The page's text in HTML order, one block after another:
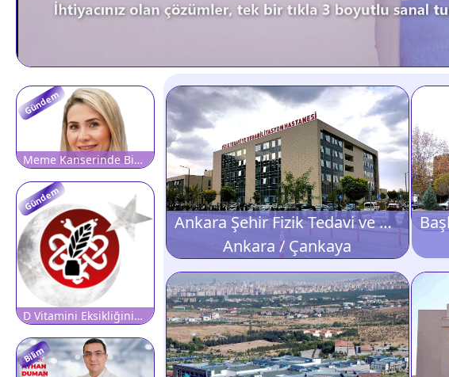
Gündem
Meme Kanserinde Bir Kontrol, Bir Hayat!
Gündem
D Vitamini Eksikliğinin Kadınlarda Daha Belirgin Olmasının 5 Sebebi
Bilim
Ankara Şehir Fizik Tedavi ve Rehabilitasyon Hastanesi
Ankara / Çankaya